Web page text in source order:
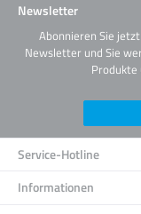
Newsletter
Abonnieren Sie
Newsletter und Sie
Service-Hotline
Informationen